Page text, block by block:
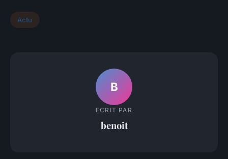
Actu
B
ECRIT PAR
benoit